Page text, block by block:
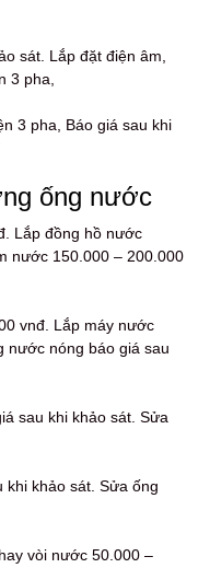
sát. Lắp đặt điện âm,
3 pha,
3 pha, Báo giá sau khi
ống nước
Lắp đồng hồ nước
nước 150.000 – 200.000
vnđ. Lắp máy nước
nước nóng báo giá sau
sau khi khảo sát. Sửa
khi khảo sát. Sửa ống
vòi nước 50.000 –